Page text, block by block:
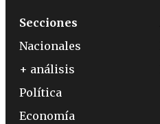
Secciones
Nacionales
+ análisis
Política
Economía